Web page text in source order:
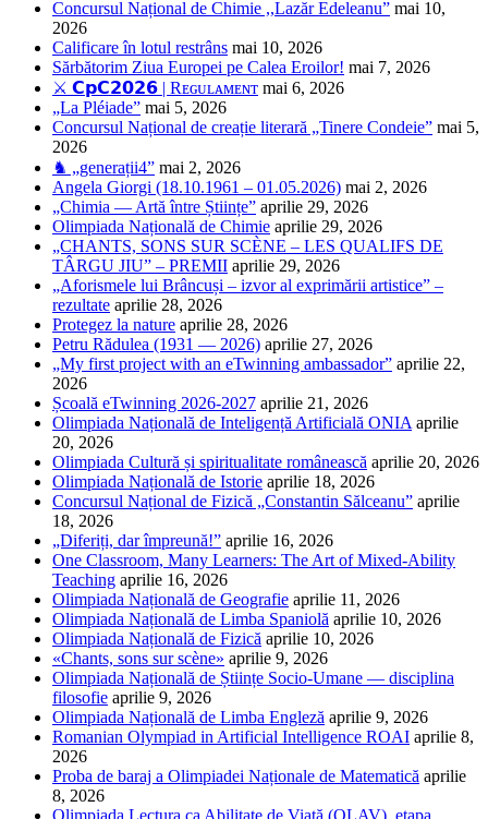
Concursul Național de Chimie ,,Lazăr Edeleanu” mai 10,
2026
Calificare în lotul restrâns mai 10, 2026
Sărbătorim Ziua Europei pe Calea Eroilor! mai 7, 2026
⚔️ 𝗖𝗽𝗖𝟮𝟬𝟮𝟲 | Rᴇɢᴜʟᴀᴍᴇɴᴛ mai 6, 2026
„La Pléiade” mai 5, 2026
Concursul Național de creație literară „Tinere Condeie” mai 5,
2026
♞ „generații4” mai 2, 2026
Angela Giorgi (18.10.1961 – 01.05.2026) mai 2, 2026
„Chimia — Artă între Științe” aprilie 29, 2026
Olimpiada Națională de Chimie aprilie 29, 2026
„CHANTS, SONS SUR SCÈNE – LES QUALIFS DE
TÂRGU JIU” – PREMII aprilie 29, 2026
„Aforismele lui Brâncuși – izvor al exprimării artistice” –
rezultate aprilie 28, 2026
Protegez la nature aprilie 28, 2026
Petru Rădulea (1931 — 2026) aprilie 27, 2026
„My first project with an eTwinning ambassador” aprilie 22,
2026
Școală eTwinning 2026-2027 aprilie 21, 2026
Olimpiada Națională de Inteligență Artificială ONIA aprilie
20, 2026
Olimpiada Cultură și spiritualitate românească aprilie 20, 2026
Olimpiada Națională de Istorie aprilie 18, 2026
Concursul Național de Fizică „Constantin Sălceanu” aprilie
18, 2026
„Diferiți, dar împreună!” aprilie 16, 2026
One Classroom, Many Learners: The Art of Mixed-Ability
Teaching aprilie 16, 2026
Olimpiada Națională de Geografie aprilie 11, 2026
Olimpiada Națională de Limba Spaniolă aprilie 10, 2026
Olimpiada Națională de Fizică aprilie 10, 2026
«Chants, sons sur scène» aprilie 9, 2026
Olimpiada Națională de Științe Socio-Umane — disciplina
filosofie aprilie 9, 2026
Olimpiada Națională de Limba Engleză aprilie 9, 2026
Romanian Olympiad in Artificial Intelligence ROAI aprilie 8,
2026
Proba de baraj a Olimpiadei Naționale de Matematică aprilie
8, 2026
Olimpiada Lectura ca Abilitate de Viață (OLAV), etapa